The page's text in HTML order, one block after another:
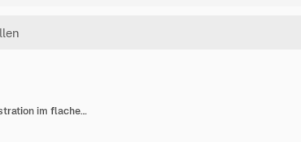
Vektor-Set aus zwei verschiedenen Hunderassen Hundeillustration im flachen Stil